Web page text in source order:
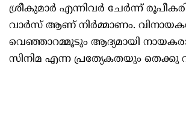
ശ്രീകുമാർ എന്നിവർ ചേർന്ന്
വാർസ് ആണ് നിർമ്മാണം.
വെഞ്ഞാറമ്മൂടും ആദ്യമായി
സിനിമ എന്ന പ്രത്യേകതയും തെക്കു